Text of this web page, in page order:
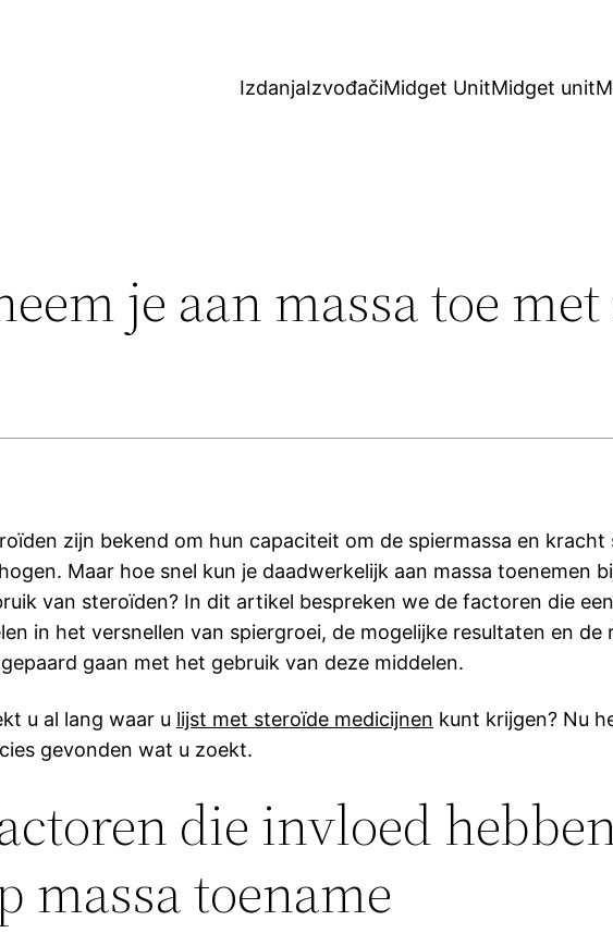
IzdanjaIzvođačiMidget UnitMidget unit
je aan massa toe
zijn bekend om hun capaciteit om de spiermassa en kracht
Maar hoe snel kun je daadwerkelijk aan massa toenemen
van steroïden? In dit artikel bespreken we de factoren die
in het versnellen van spiergroei, de mogelijke resultaten en de
gaan met het gebruik van deze middelen.
u al lang waar u lijst met steroïde medicijnen kunt krijgen? Nu
gevonden wat u zoekt.
die invloed
massa toename